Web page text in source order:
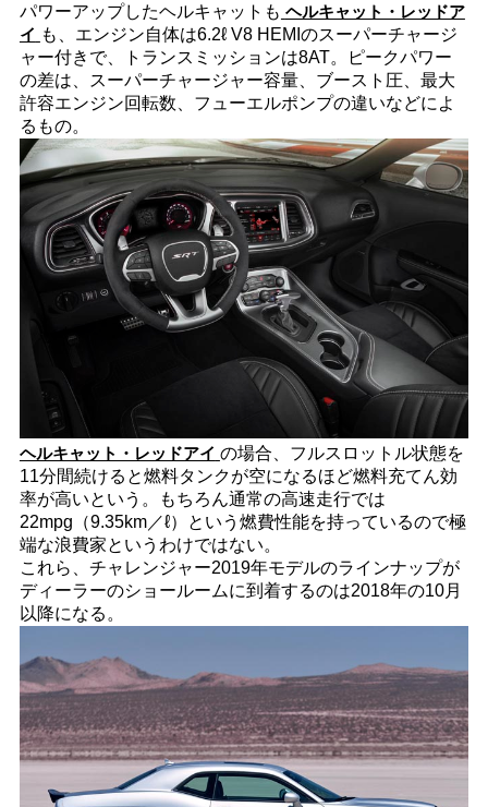
パワーアップしたヘルキャットも ヘルキャット・レッドア
イ も、エンジン自体は6.2ℓ V8 HEMIのスーパーチャージ
ャー付きで、トランスミッションは8AT。ピークパワー
の差は、スーパーチャージャー容量、ブースト圧、最大
許容エンジン回転数、フューエルポンプの違いなどによ
るもの。
ヘルキャット・レッドアイ の場合、フルスロットル状態を
11分間続けると燃料タンクが空になるほど燃料充てん効
率が高いという。もちろん通常の高速走行では
22mpg（9.35km／ℓ）という燃費性能を持っているので極
端な浪費家というわけではない。
これら、チャレンジャー2019年モデルのラインナップが
ディーラーのショールームに到着するのは2018年の10月
以降になる。